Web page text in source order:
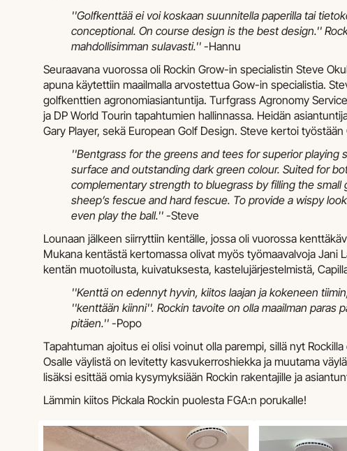
''Golfkenttää ei voi koskaan suunnitella paperilla tai
conceptional. On course design is the best design.''
mahdollisimman sulavasti.'' -Hannu
Seuraavana vuorossa oli Rockin Grow-in specialistin Steve
apuna käytettiin maailmalla arvostettua Gow-in specialistia.
golfkenttien agronomiasiantuntija. Turfgrass Agronomy
ja DP World Tourin tapahtumien hallinnassa. Heidän
Gary Player, sekä European Golf Design. Steve kertoi
''Bentgrass for the greens and tees for superior playing
surface and outstanding dark green colour. Suited for
complementary strength to bluegrass by filling the small
sheep’s fescue and hard fescue. To provide a wispy
even play the ball.'' -Steve
Lounaan jälkeen siirryttiin kentälle, jossa oli vuorossa
Mukana kentästä kertomassa olivat myös työmaavalvoja Jani
kentän muotoilusta, kuivatuksesta, kastelujärjestelmistä,
''Kenttä on edennyt hyvin, kiitos laajan ja kokeneen
''kenttään kiinni''. Rockin tavoite on olla maailman
pitäen.'' -Popo
Tapahtuman ajoitus ei olisi voinut olla parempi, sillä nyt
Osalle väylistä on levitetty kasvukerroshiekka ja muutama
lisäksi esittää omia kysymyksiään Rockin rakentajille ja
Lämmin kiitos Pickala Rockin puolesta FGA:n porukalle!